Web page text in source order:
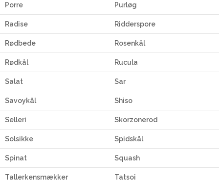
Porre Purløg
Radise Ridderspore
Rødbede Rosenkål
Rødkål Rucula
Salat Sar
Savoykål Shiso
Selleri Skorzonerod
Solsikke Spidskål
Spinat Squash
Tallerkensmækker Tatsoi